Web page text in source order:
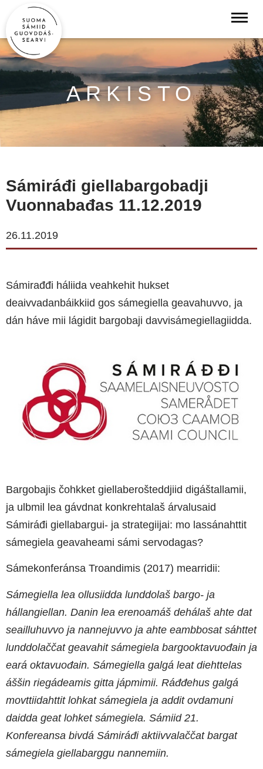
ARKISTO
Sámiráđi giellabargobadji
Vuonnabađas 11.12.2019
26.11.2019
Sámirađđi háliida veahkehit hukset
deaivvadanbáikkiid gos sámegiella geavahuvvo, ja
dán háve mii lágidit bargobaji davvisámegiellagiidda.
Bargobajis čohkket giellaberošteddjiid digáštallamii,
ja ulbmil lea gávdnat konkrehtalaš árvalusaid
Sámiráđi giellabargui- ja strategiijai: mo lassánahttit
sámegiela geavaheami sámi servodagas?
Sámekonferánsa Troandimis (2017) mearridii:
Sámegiella lea ollusiidda lunddolaš bargo- ja
hállangiellan. Danin lea erenoamáš dehálaš ahte dat
seailluhuvvo ja nannejuvvo ja ahte eambbosat sáhttet
lunddolaččat geavahit sámegiela bargooktavuođain ja
eará oktavuođain. Sámegiella galgá leat diehttelas
áššin riegádeamis gitta jápmimii. Ráđđehus galgá
movttiidahttit lohkat sámegiela ja addit ovdamuni
daidda geat lohket sámegiela. Sámiid 21.
Konfereansa bivdá Sámiráđi aktiivvalaččat bargat
sámegiela giellabarggu nannemiin.